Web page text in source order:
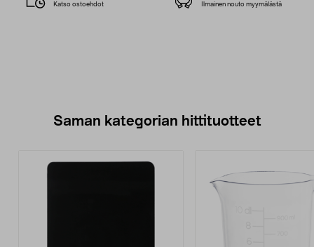
Katso ostoehdot Ilmainen nouto myymälästä
Saman kategorian hittituotteet